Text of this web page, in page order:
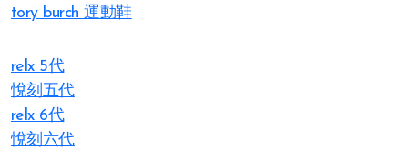
tory burch 運動鞋
relx 5代
悅刻五代
relx 6代
悅刻六代